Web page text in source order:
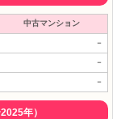
中古マンション
－
－
－
年）